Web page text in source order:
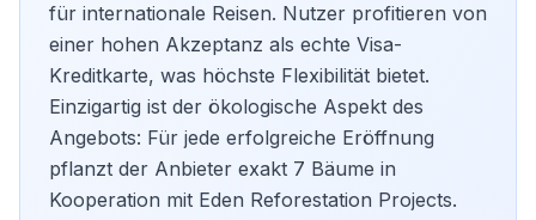
für internationale Reisen. Nutzer profitieren von
einer hohen Akzeptanz als echte Visa-
Kreditkarte, was höchste Flexibilität bietet.
Einzigartig ist der ökologische Aspekt des
Angebots: Für jede erfolgreiche Eröffnung
pflanzt der Anbieter exakt 7 Bäume in
Kooperation mit Eden Reforestation Projects.